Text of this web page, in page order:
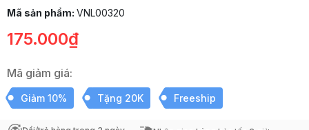
Mã sản phẩm: VNL00320
175.000₫
Mã giảm giá:
Giảm 10% Tặng 20K Freeship